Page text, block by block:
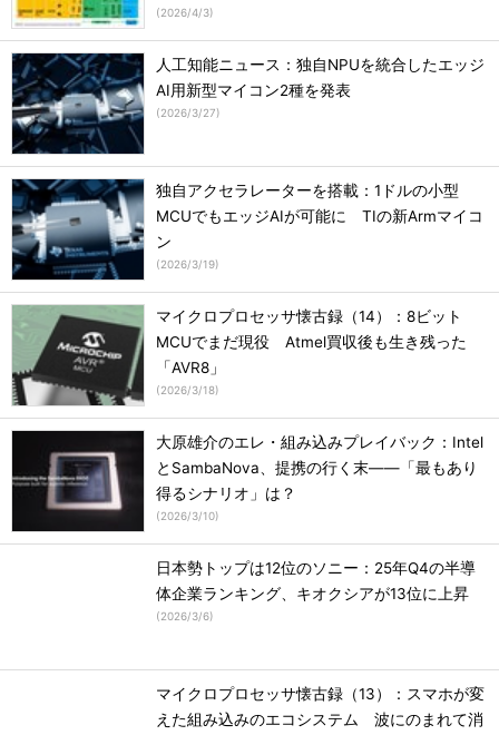
(2026/4/3)
人工知能ニュース：独自NPUを統合したエッジ
AI用新型マイコン2種を発表
(2026/3/27)
独自アクセラレーターを搭載：1ドルの小型
MCUでもエッジAIが可能に TIの新Armマイコ
ン
(2026/3/19)
マイクロプロセッサ懐古録（14）：8ビット
MCUでまだ現役 Atmel買収後も生き残った
「AVR8」
(2026/3/18)
大原雄介のエレ・組み込みプレイバック：Intel
とSambaNova、提携の行く末――「最もあり
得るシナリオ」は？
(2026/3/10)
日本勢トップは12位のソニー：25年Q4の半導
体企業ランキング、キオクシアが13位に上昇
(2026/3/6)
マイクロプロセッサ懐古録（13）：スマホが変
えた組み込みのエコシステム 波にのまれて消